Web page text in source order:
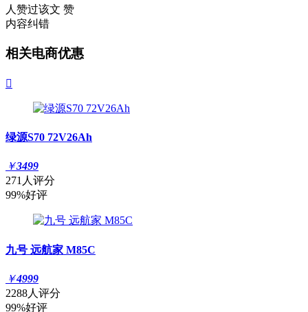
人赞过该文 赞
内容纠错
相关电商优惠

绿源S70 72V26Ah
￥3499
271人评分
99%好评
九号 远航家 M85C
￥4999
2288人评分
99%好评